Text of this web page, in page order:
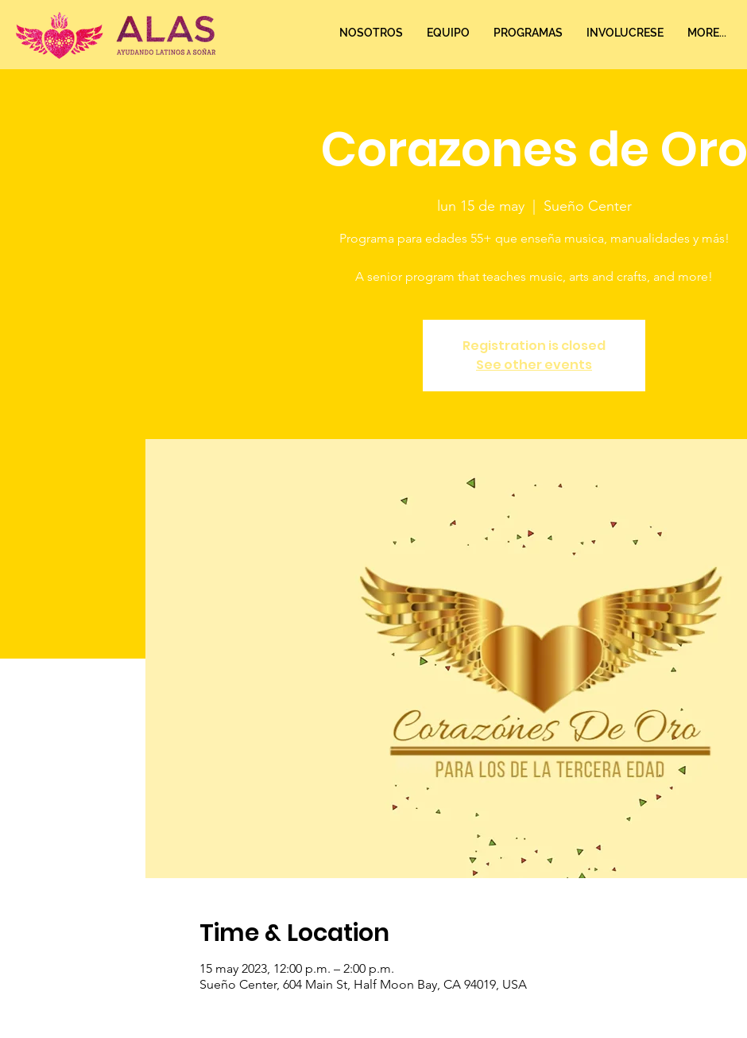
NOSOTROS EQUIPO PROGRAMAS INVOLUCRESE MORE...
Corazones de Oro
lun 15 de may
  |
Sueño Center
Programa para edades 55+ que enseña musica, manualidades y más!
A senior program that teaches music, arts and crafts, and more!
Registration is closed
See other events
Time & Location
15 may 2023, 12:00 p.m. – 2:00 p.m.
Sueño Center, 604 Main St, Half Moon Bay, CA 94019, USA